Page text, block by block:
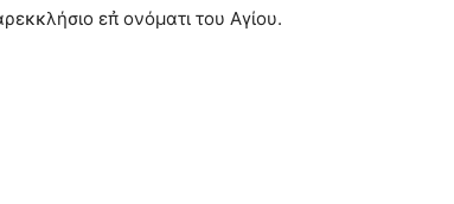
επ̉ ονόματι του Αγίου.